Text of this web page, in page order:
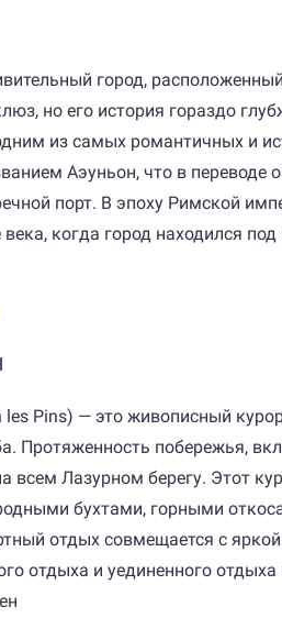
город,
но его история гораздо
из самых романтичных и
Аэуньон, что в
порт. В эпоху Римской
когда город находился
Pins) — это живописный
Протяженность побережья,
всем Лазурном берегу. Этот
бухтами, горными
отдых совмещается с
отдыха и уединенного